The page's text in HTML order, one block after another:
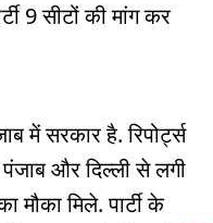
9 सीटों की मांग कर
में सरकार है. रिपोर्ट्स
पंजाब और दिल्ली से लगी
मौका मिले. पार्टी के